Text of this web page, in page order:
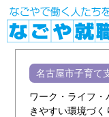
名古屋市子育て
ワーク・ライフ
きやすい環境づ